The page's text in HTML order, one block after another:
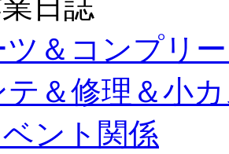
ツ＆コンプリ
テ＆修理＆小
ント関係